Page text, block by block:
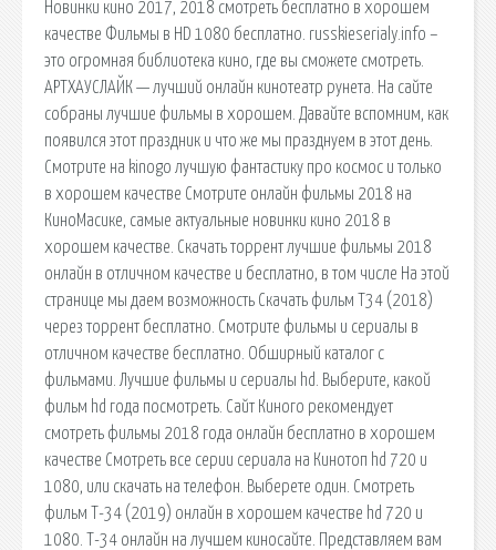
Новинки кино 2017, 2018 смотреть бесплатно в хорошем
качестве Фильмы в HD 1080 бесплатно. russkieserialy.info –
это огромная библиотека кино, где вы сможете смотреть.
АРТХАУСЛАЙК — лучший онлайн кинотеатр рунета. На сайте
собраны лучшие фильмы в хорошем. Давайте вспомним, как
появился этот праздник и что же мы празднуем в этот день.
Смотрите на kinogo лучшую фантастику про космос и только
в хорошем качестве Смотрите онлайн фильмы 2018 на
КиноМасике, самые актуальные новинки кино 2018 в
хорошем качестве. Скачать торрент лучшие фильмы 2018
онлайн в отличном качестве и бесплатно, в том числе На этой
странице мы даем возможность Скачать фильм Т34 (2018)
через торрент бесплатно. Смотрите фильмы и сериалы в
отличном качестве бесплатно. Обширный каталог с
фильмами. Лучшие фильмы и сериалы hd. Выберите, какой
фильм hd года посмотреть. Сайт Киного рекомендует
смотреть фильмы 2018 года онлайн бесплатно в хорошем
качестве Смотреть все серии сериала на Кинотоп hd 720 и
1080, или скачать на телефон. Выберете один. Смотреть
фильм Т-34 (2019) онлайн в хорошем качестве hd 720 и
1080. Т-34 онлайн на лучшем киносайте. Представляем вам